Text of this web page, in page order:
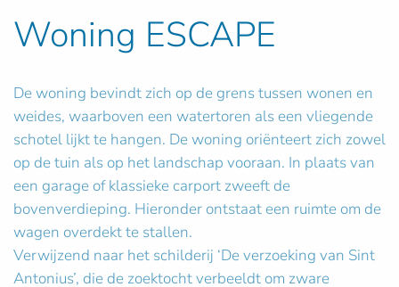
Woning ESCAPE
De woning bevindt zich op de grens tussen wonen en
weides, waarboven een watertoren als een vliegende
schotel lijkt te hangen. De woning oriënteert zich zowel
op de tuin als op het landschap vooraan. In plaats van
een garage of klassieke carport zweeft de
bovenverdieping. Hieronder ontstaat een ruimte om de
wagen overdekt te stallen.
Verwijzend naar het schilderij ‘De verzoeking van Sint
Antonius’, die de zoektocht verbeeldt om zware